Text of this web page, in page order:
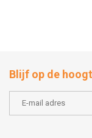
Blijf op de